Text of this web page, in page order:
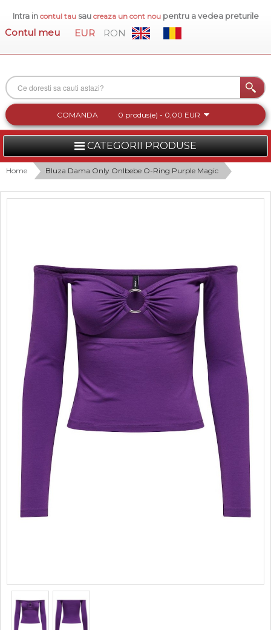
Intra in contul tausau creaza un cont nou pentru a vedea preturile
Contul meu EUR RON
COMANDA 0 produs(e) - 0,00 EUR
CATEGORII PRODUSE
FEMEI
BARBATI
COLECTIA NOUA
PROMOTII
COPII
INFORMATII
CONTACT
Home Bluza Dama Only Onlbebe O-Ring Purple Magic